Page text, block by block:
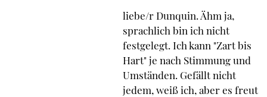
liebe/r Dunquin. Ähm ja,
sprachlich bin ich nicht
festgelegt. Ich kann "Zart bis
Hart" je nach Stimmung und
Umständen. Gefällt nicht
jedem, weiß ich, aber es freut